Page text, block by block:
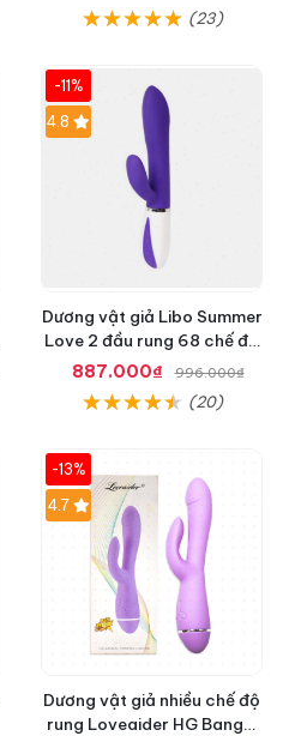
(23)
-11%
4.8
Dương vật giả Libo Summer
Love 2 đầu rung 68 chế độ
rung sạc pin thỏa mãn
887.000₫ 996.000₫
(20)
-13%
4.7
Dương vật giả nhiều chế độ
rung Loveaider HG Bangai